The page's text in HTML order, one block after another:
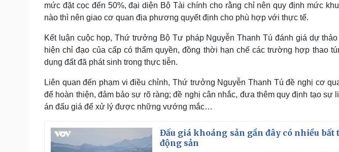
mức đặt cọc đến 50%, đại diện Bộ Tài chính cho rằng chỉ nên quy định mức
nào thì nên giao cơ quan địa phương quyết định cho phù hợp với thực tế.
Kết luận cuộc họp, Thứ trưởng Bộ Tư pháp Nguyễn Thanh Tú đánh giá dự
hiện chỉ đạo của cấp có thẩm quyền, đồng thời hạn chế các trường hợp thao
dụng đất đã phát sinh trong thực tiễn.
Liên quan đến phạm vi điều chỉnh, Thứ trưởng Nguyễn Thanh Tú đề nghị cơ
để hoàn thiện, đảm bảo sự rõ ràng; đề nghị cân nhắc, đưa thêm quy định tạo
án đấu giá để xử lý được những vướng mắc…
Đấu giá khoáng sản gần đây có nhiều bất
động sản